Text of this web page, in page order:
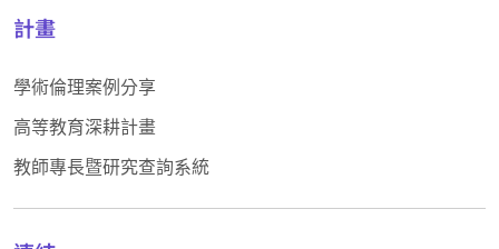
計畫
學術倫理案例分享
高等教育深耕計畫
教師專長暨研究查詢系統